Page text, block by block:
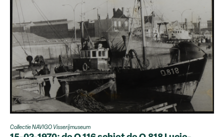
Collectie NAVIGO Visserijmuseum